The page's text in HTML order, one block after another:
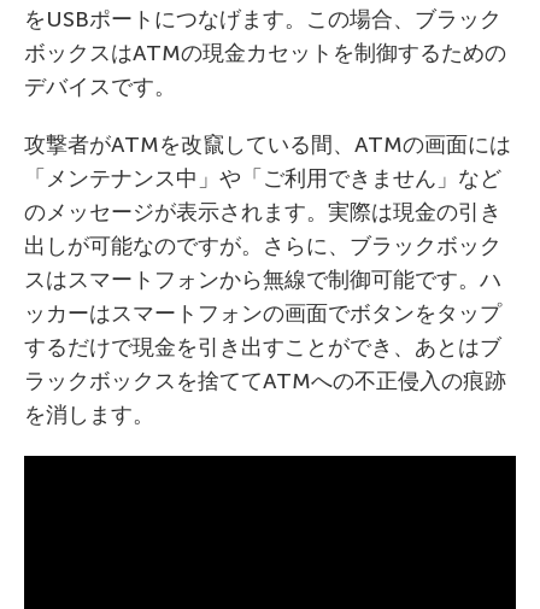
をUSBポートにつなげます。この場合、ブラック
ボックスはATMの現金カセットを制御するための
デバイスです。
攻撃者がATMを改竄している間、ATMの画面には
「メンテナンス中」や「ご利用できません」など
のメッセージが表示されます。実際は現金の引き
出しが可能なのですが。さらに、ブラックボック
スはスマートフォンから無線で制御可能です。ハ
ッカーはスマートフォンの画面でボタンをタップ
するだけで現金を引き出すことができ、あとはブ
ラックボックスを捨ててATMへの不正侵入の痕跡
を消します。